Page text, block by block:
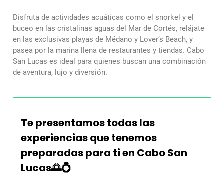
Disfruta de actividades acuáticas como el snorkel y el
buceo en las cristalinas aguas del Mar de Cortés, relájate
en las exclusivas playas de Médano y Lover’s Beach, y
pasea por la marina llena de restaurantes y tiendas. Cabo
San Lucas es ideal para quienes buscan una combinación
de aventura, lujo y diversión.
Te presentamos todas las
experiencias que tenemos
preparadas para ti en Cabo San
Lucas🌅💍